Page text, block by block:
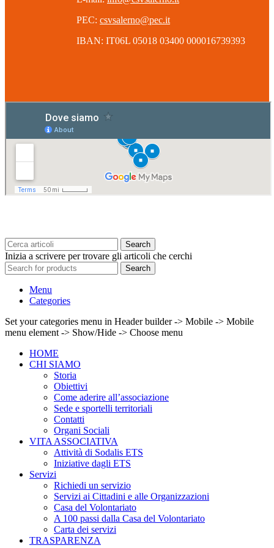
PEC: csvsalerno@pec.it
IBAN: IT06L 05018 03400 000016739393
Search
Inizia a scrivere per trovare gli articoli che cerchi
Search
Menu
Categories
Set your categories menu in Header builder -> Mobile -> Mobile
menu element -> Show/Hide -> Choose menu
HOME
CHI SIAMO
Storia
Obiettivi
Come aderire all’associazione
Sede e sportelli territoriali
Contatti
Organi Sociali
VITA ASSOCIATIVA
Attività di Sodalis ETS
Iniziative dagli ETS
Servizi
Richiedi un servizio
Servizi ai Cittadini e alle Organizzazioni
Casa del Volontariato
A 100 passi dalla Casa del Volontariato
Carta dei servizi
TRASPARENZA